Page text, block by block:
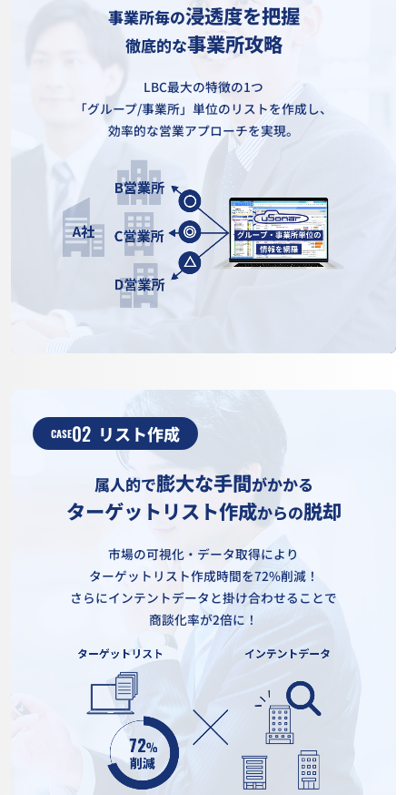
事業所毎の浸透度を把握
徹底的な事業所攻略
LBC最大の特徴の1つ
「グループ/事業所」単位のリストを作成し、
効率的な営業アプローチを実現。
CASE02 リスト作成
属人的で膨大な手間がかかる
ターゲットリスト作成からの脱却
市場の可視化・データ取得により
ターゲットリスト作成時間を72%削減！
さらにインテントデータと掛け合わせることで
商談化率が2倍に！